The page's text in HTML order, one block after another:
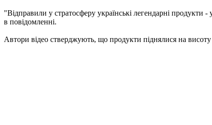
"Відправили у стратосферу українські легендарні
в повідомленні.
Автори відео стверджують, що продукти піднялися на